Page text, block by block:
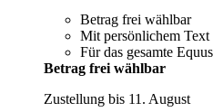
Betrag frei wählbar
Mit persönlichem Text
Für das gesamte
Betrag frei wählbar
Zustellung bis 11. August